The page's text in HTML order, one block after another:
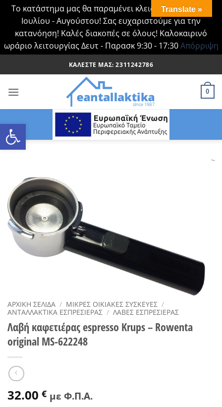
Ανοίξτε τη γραμμή εργαλείων
Το κατάστημα μας θα παραμένει κλειστό Τα Σάββατα
Ιουλίου - Αυγούστου! Σας ευχαριστούμε για την
κατανόηση! Καλές διακοπές σε όλους! Καλοκαιρινό
ωράριο λειτουργίας Δευτ - Παρασκ 9:30 - 17:30Απόρριψη
στο
ΚΑΛΈΣΤΕ ΜΑΣ: 2311242786
0
ΑΡΧΙΚΉ ΣΕΛΊΔΑ / ΜΙΚΡΈΣ ΟΙΚΙΑΚΈΣ ΣΥΣΚΕΥΈΣ /
ΑΝΤΑΛΛΑΚΤΙΚΆ ΕΣΠΡΕΣΙΈΡΑΣ / ΛΑΒΈΣ ΕΣΠΡΕΣΙΈΡΑΣ
Λαβή καφετιέρας espresso Krups – Rowenta
original MS-622248
32.00 € με Φ.Π.Α.
Translate »